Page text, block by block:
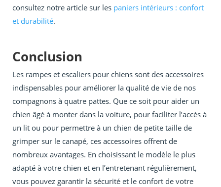
consultez notre article sur les paniers intérieurs : confort
et durabilité.
Conclusion
Les rampes et escaliers pour chiens sont des accessoires
indispensables pour améliorer la qualité de vie de nos
compagnons à quatre pattes. Que ce soit pour aider un
chien âgé à monter dans la voiture, pour faciliter l’accès à
un lit ou pour permettre à un chien de petite taille de
grimper sur le canapé, ces accessoires offrent de
nombreux avantages. En choisissant le modèle le plus
adapté à votre chien et en l’entretenant régulièrement,
vous pouvez garantir la sécurité et le confort de votre